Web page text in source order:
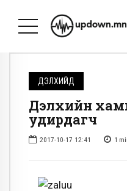
ДЭЛХИЙД
Дэлхийн
удирдагч
2017-10-17 12:41 1